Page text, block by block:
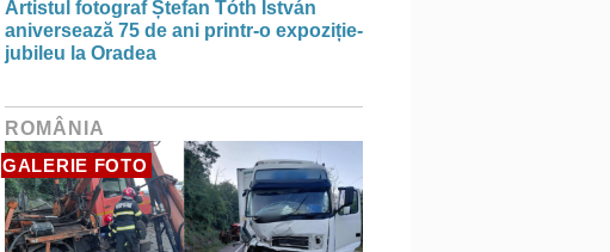
Artistul fotograf Ștefan Tóth István
aniversează 75 de ani printr-o expoziție-
jubileu la Oradea
ROMÂNIA
GALERIE FOTO